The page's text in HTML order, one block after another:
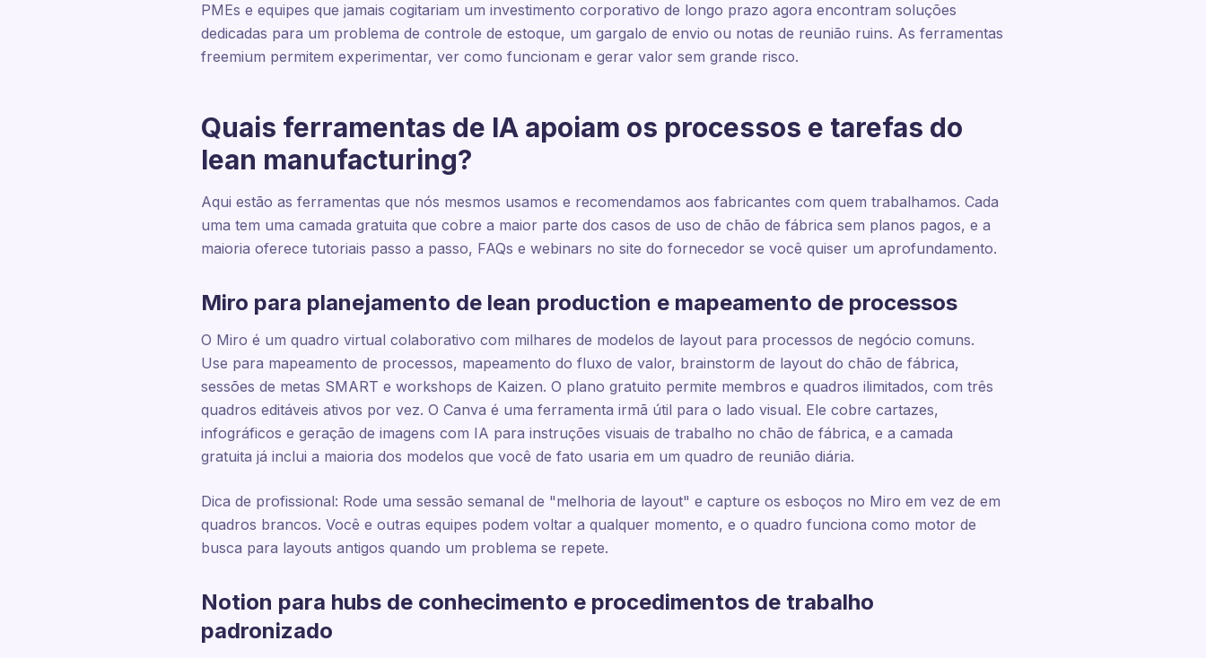
PMEs e equipes que jamais cogitariam um investimento corporativo de longo prazo agora encontram soluções
dedicadas para um problema de controle de estoque, um gargalo de envio ou notas de reunião ruins. As ferramentas
freemium permitem experimentar, ver como funcionam e gerar valor sem grande risco.
Quais ferramentas de IA apoiam os processos e tarefas do
lean manufacturing?
Aqui estão as ferramentas que nós mesmos usamos e recomendamos aos fabricantes com quem trabalhamos. Cada
uma tem uma camada gratuita que cobre a maior parte dos casos de uso de chão de fábrica sem planos pagos, e a
maioria oferece tutoriais passo a passo, FAQs e webinars no site do fornecedor se você quiser um aprofundamento.
Miro para planejamento de lean production e mapeamento de processos
O Miro é um quadro virtual colaborativo com milhares de modelos de layout para processos de negócio comuns.
Use para mapeamento de processos, mapeamento do fluxo de valor, brainstorm de layout do chão de fábrica,
sessões de metas SMART e workshops de Kaizen. O plano gratuito permite membros e quadros ilimitados, com três
quadros editáveis ativos por vez. O Canva é uma ferramenta irmã útil para o lado visual. Ele cobre cartazes,
infográficos e geração de imagens com IA para instruções visuais de trabalho no chão de fábrica, e a camada
gratuita já inclui a maioria dos modelos que você de fato usaria em um quadro de reunião diária.
Dica de profissional: Rode uma sessão semanal de "melhoria de layout" e capture os esboços no Miro em vez de em
quadros brancos. Você e outras equipes podem voltar a qualquer momento, e o quadro funciona como motor de
busca para layouts antigos quando um problema se repete.
Notion para hubs de conhecimento e procedimentos de trabalho
padronizado